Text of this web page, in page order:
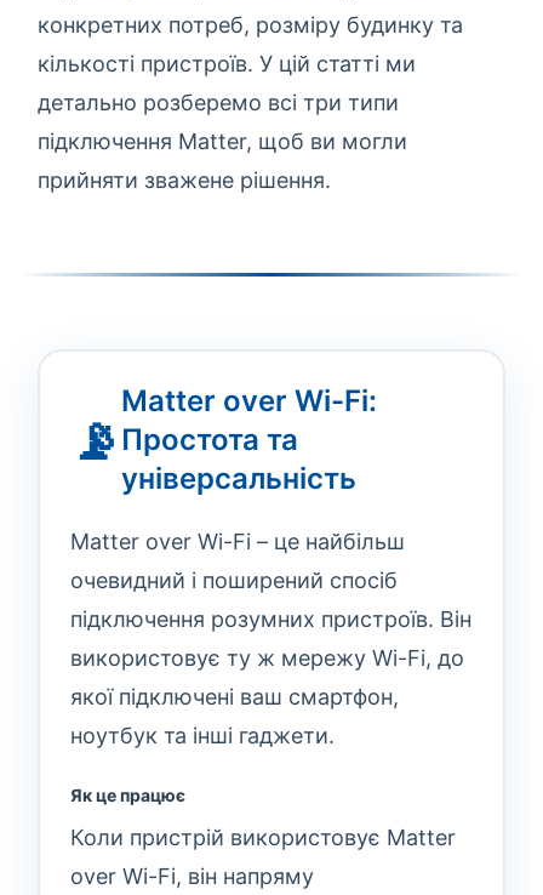
конкретних потреб, розміру будинку та
кількості пристроїв. У цій статті ми
детально розберемо всі три типи
підключення Matter, щоб ви могли
прийняти зважене рішення.
📡
Matter over Wi-Fi:
Простота та
універсальність
Matter over Wi-Fi – це найбільш
очевидний і поширений спосіб
підключення розумних пристроїв. Він
використовує ту ж мережу Wi-Fi, до
якої підключені ваш смартфон,
ноутбук та інші гаджети.
Як це працює
Коли пристрій використовує Matter
over Wi-Fi, він напряму